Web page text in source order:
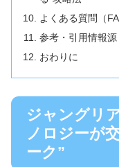
よくある質問（
参考・引用情報源
おわりに
ジャングリ
ノロジーが
ーク”